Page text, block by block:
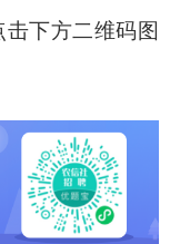
下方二维码图